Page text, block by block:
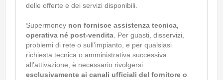
delle offerte e dei servizi disponibili.
Supermoney non fornisce assistenza tecnica,
operativa né post-vendita . Per guasti, disservizi,
problemi di rete o sull’impianto, e per qualsiasi
richiesta tecnica o amministrativa successiva
all’attivazione, è necessario rivolgersi
esclusivamente ai canali ufficiali del fornitore o